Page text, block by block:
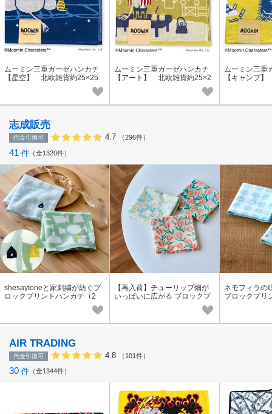
ムーミン三重ガーゼハンカチ
【星空】 北欧雑貨約25×25
ムーミン三重ガーゼハンカチ
【アート】 北欧雑貨約25×2
ムーミン三重
【キャンプ
志成販売
代金引換可 4.7 （296件）
41 件 全1320件
shesaytoneと家刺繍が紡ぐブ
ロックプリントハンカチ（2
【再入荷】チューリップ畑が
いっぱいに広がる ブロックプ
リントのハンカチ 志成販売公
ネモフィラの
ブロックプリ
AIR TRADING
代金引換可 4.8 （101件）
30 件 全1344件